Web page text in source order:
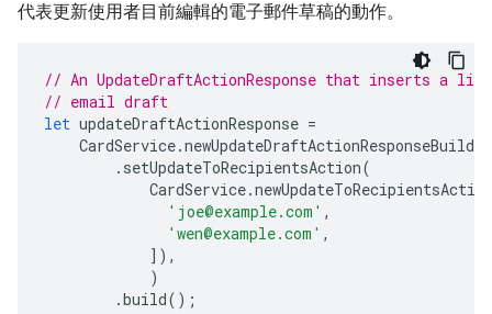
代表更新使用者目前編輯的電子郵件草稿的動作。
// An UpdateDraftActionResponse that inserts a
// email draft
let updateDraftActionResponse =
CardService.newUpdateDraftActionResponseBuilder
. setUpdateToRecipientsAction(
CardService.newUpdateToRecipientsAction
'joe@example.com' ,
'wen@example.com' ,
]),
)
.build();